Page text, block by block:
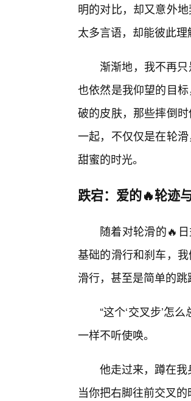
明的对比，却又意外
太多言语，却能彼此
渐渐地，我不再
也依然是我仰望的目
破的皮肤，那些摔倒
一起，不仅仅是在轮
甜蜜的时光。
跌宕：爱的🔥轮迹
随着对轮滑的🔥
基础的滑行和刹车，
滑行，甚至是简单的
“这个‘交叉步’怎
一样不听使唤。
他走过来，蹲在
当你把右脚往前交叉